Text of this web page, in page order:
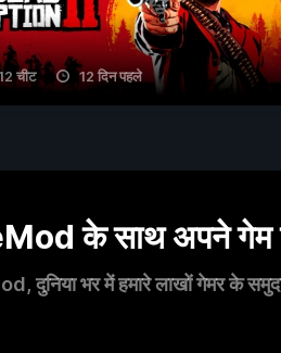
चीट 12 दिन पहले
के साथ अपने गेम
दुनिया भर में हमारे लाखों गेमर के